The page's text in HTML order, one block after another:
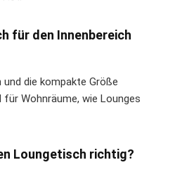
für den Innenbereich
und die kompakte Größe
Wohnräume, wie Lounges
Loungetisch richtig?